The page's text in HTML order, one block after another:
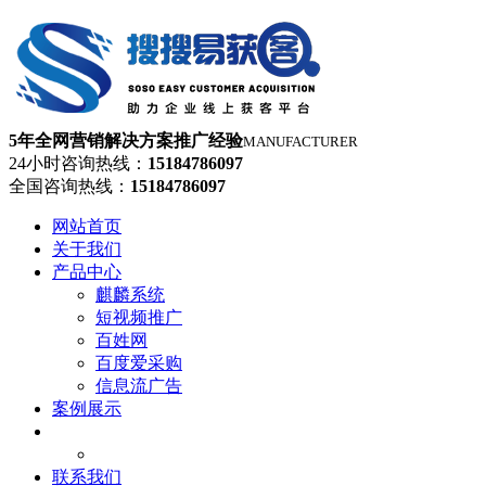
5年全网营销解决方案推广经验MANUFACTURER
24小时咨询热线： 15184786097
全国咨询热线： 15184786097
网站首页
关于我们
产品中心
麒麟系统
短视频推广
百姓网
百度爱采购
信息流广告
案例展示
联系我们